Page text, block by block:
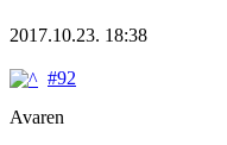
2017.10.23. 18:38
#92
Avaren